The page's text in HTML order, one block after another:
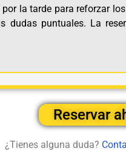
la tarde para reforzar
dudas puntuales. La
Reservar
¿Tienes alguna duda?